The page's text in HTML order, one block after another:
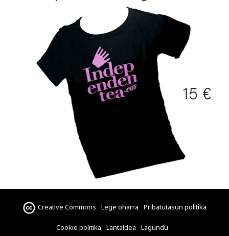
Creative Commons Lege oharra Pribatutasun politika
Cookie politika Lantaldea Lagundu